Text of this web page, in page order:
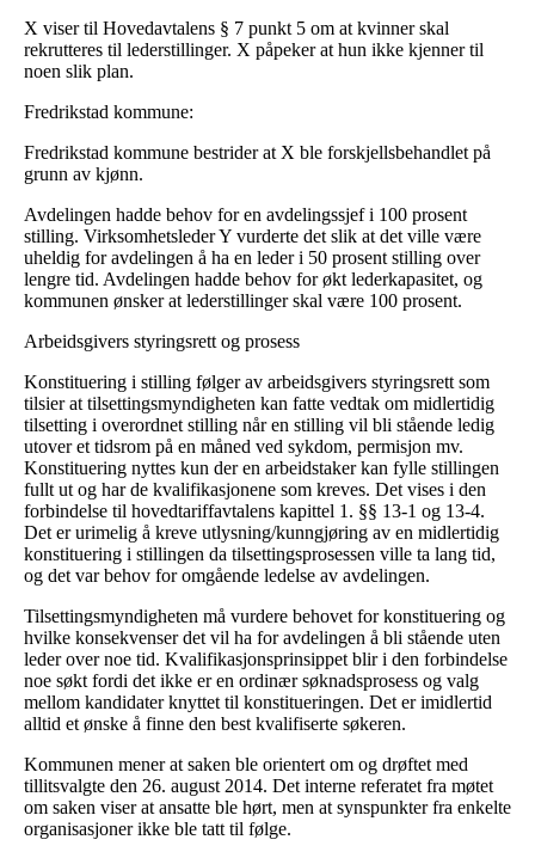
X viser til Hovedavtalens § 7 punkt 5 om at kvinner skal
rekrutteres til lederstillinger. X påpeker at hun ikke kjenner til
noen slik plan.
Fredrikstad kommune:
Fredrikstad kommune bestrider at X ble forskjellsbehandlet på
grunn av kjønn.
Avdelingen hadde behov for en avdelingssjef i 100 prosent
stilling. Virksomhetsleder Y vurderte det slik at det ville være
uheldig for avdelingen å ha en leder i 50 prosent stilling over
lengre tid. Avdelingen hadde behov for økt lederkapasitet, og
kommunen ønsker at lederstillinger skal være 100 prosent.
Arbeidsgivers styringsrett og prosess
Konstituering i stilling følger av arbeidsgivers styringsrett som
tilsier at tilsettingsmyndigheten kan fatte vedtak om midlertidig
tilsetting i overordnet stilling når en stilling vil bli stående ledig
utover et tidsrom på en måned ved sykdom, permisjon mv.
Konstituering nyttes kun der en arbeidstaker kan fylle stillingen
fullt ut og har de kvalifikasjonene som kreves. Det vises i den
forbindelse til hovedtariffavtalens kapittel 1. §§ 13-1 og 13-4.
Det er urimelig å kreve utlysning/kunngjøring av en midlertidig
konstituering i stillingen da tilsettingsprosessen ville ta lang tid,
og det var behov for omgående ledelse av avdelingen.
Tilsettingsmyndigheten må vurdere behovet for konstituering og
hvilke konsekvenser det vil ha for avdelingen å bli stående uten
leder over noe tid. Kvalifikasjonsprinsippet blir i den forbindelse
noe søkt fordi det ikke er en ordinær søknadsprosess og valg
mellom kandidater knyttet til konstitueringen. Det er imidlertid
alltid et ønske å finne den best kvalifiserte søkeren.
Kommunen mener at saken ble orientert om og drøftet med
tillitsvalgte den 26. august 2014. Det interne referatet fra møtet
om saken viser at ansatte ble hørt, men at synspunkter fra enkelte
organisasjoner ikke ble tatt til følge.